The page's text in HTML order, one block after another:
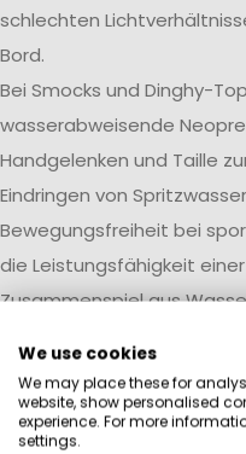
schlechten
Bord.
Bei Smocks und Dinghy-
wasserabweisende
Handgelenken und Taille
Eindringen von
Bewegungsfreiheit bei
die Leistungsfähigkeit
Zusammenspiel aus
Robustheit und einer auf
abgestimmten
Wasserdichtigkeit
We use cookies
We may place these for
website, show personalised
experience. For more
settings.